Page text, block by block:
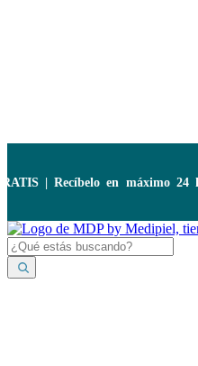
| Recíbelo en máximo 24 horas